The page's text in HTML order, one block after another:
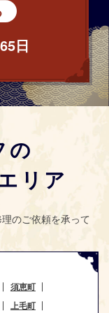
日
の
リア
のご依頼を承って
須恵町
上毛町